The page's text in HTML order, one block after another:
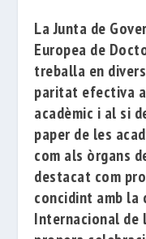
La Junta de
Europea de
treballa en
paritat efectiva
acadèmic i al si
paper de les
com als òrgans
destacat com
concidint amb la
Internacional de